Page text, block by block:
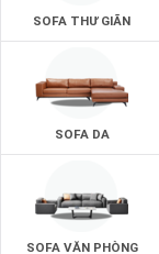
SOFA THƯ GIÃN
SOFA DA
SOFA VĂN PHÒNG